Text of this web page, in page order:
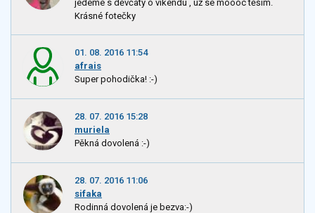
jedeme s děvčaty o víkendu , už se moooc těším.
Krásné fotečky
01. 08. 2016 11:54
afrais
Super pohodička! :-)
28. 07. 2016 15:28
muriela
Pěkná dovolená :-)
28. 07. 2016 11:06
sifaka
Rodinná dovolená je bezva:-)